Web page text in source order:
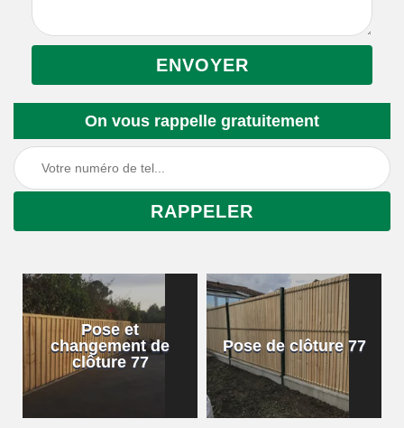
On vous rappelle gratuitement
Pose et
changement de
clôture 77
Pose de clôture 77